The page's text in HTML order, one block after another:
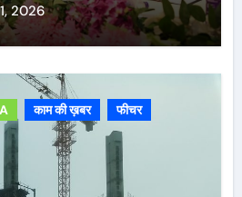
2026
काम की ख़बर फीचर